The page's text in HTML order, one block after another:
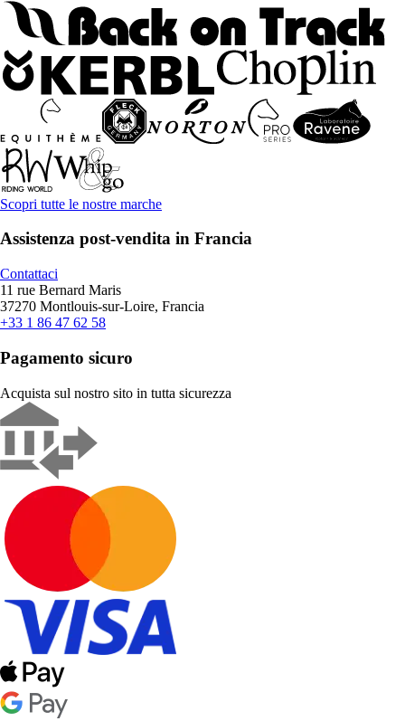
Scopri tutte le nostre marche
Assistenza post-vendita in Francia
Contattaci
11 rue Bernard Maris
37270 Montlouis-sur-Loire, Francia
+33 1 86 47 62 58
Pagamento sicuro
Acquista sul nostro sito in tutta sicurezza